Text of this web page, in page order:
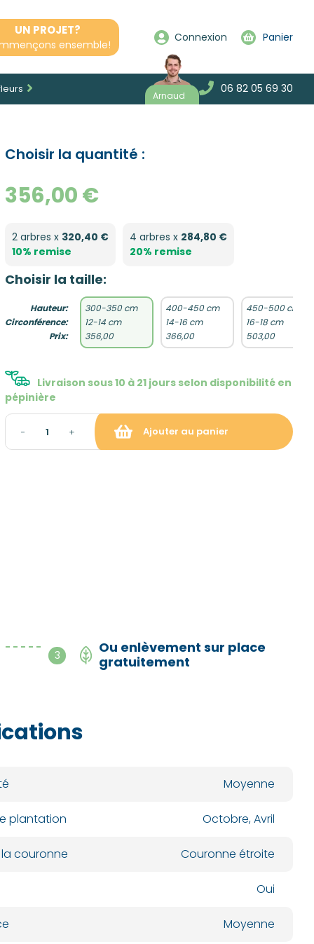
UN PROJET?
ensemble!
Connexion Panier
Arnaud
06 82 05 69 30
Choisir la quantité :
356,00 €
2 arbres x 320,40 €
10% remise
4 arbres x 284,80 €
20% remise
Choisir la taille:
Hauteur:
Circonférence:
Prix:
300-350 cm
12-14 cm
356,00
400-450 cm
14-16 cm
366,00
450-500 cm
16-18 cm
503,00
Livraison sous 10 à 21 jours selon disponibilité en
pépinière
− + Ajouter au panier
- - - - -
3
Ou enlèvement sur place
gratuitement
Moyenne
plantation Octobre, Avril
couronne Couronne étroite
Oui
Moyenne